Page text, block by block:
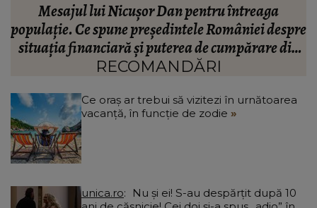
Valentin Sanfira, acuzații despre infidelitate? Ce
mărturisiri a făcut artistul de muzică populară:
“Doi ochi ce m-au înșelat.”
RECOMANDĂRI
Ce oraș ar trebui să vizitezi în urnătoarea
vacanță, în funcție de zodie
unica.ro